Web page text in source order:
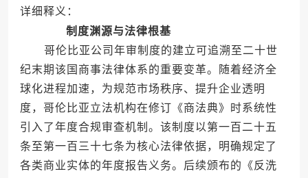
详细释义：
制度渊源与法律根基
哥伦比亚公司年审制度的建立可追溯至二十世
纪末期该国商事法律体系的重要变革。随着经济全
球化进程加速，为规范市场秩序、提升企业透明
度，哥伦比亚立法机构在修订《商法典》时系统性
引入了年度合规审查机制。该制度以第一百二十五
条至第一百三十七条为核心法律依据，明确规定了
各类商业实体的年度报告义务。后续颁布的《反洗